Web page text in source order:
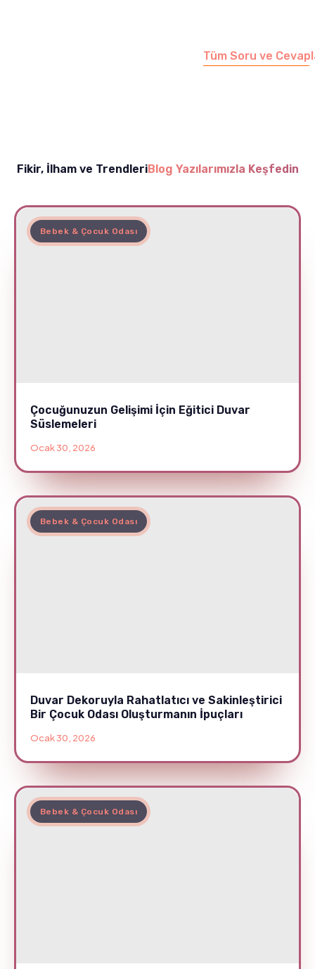
Tüm Soru ve
Fikir, İlham ve TrendleriBlog Yazılarımızla Keşfedin
Bebek & Çocuk Odası
Çocuğunuzun Gelişimi İçin Eğitici Duvar
Süslemeleri
Ocak 30, 2026
Bebek & Çocuk Odası
Duvar Dekoruyla Rahatlatıcı ve Sakinleştirici
Bir Çocuk Odası Oluşturmanın İpuçları
Ocak 30, 2026
Bebek & Çocuk Odası